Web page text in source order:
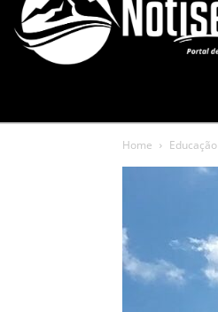
Home Educação